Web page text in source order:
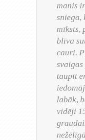
manis
sniega,
mīksts,
blīva
cauri.
svaigas
taupīt
labāk,
vidēji